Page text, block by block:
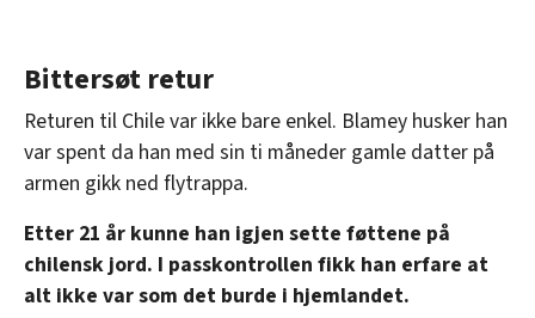
Bittersøt retur
Returen til Chile var ikke bare enkel. Blamey husker han
var spent da han med sin ti måneder gamle datter på
armen gikk ned flytrappa.
Etter 21 år kunne han igjen sette føttene på
chilensk jord. I passkontrollen fikk han erfare at
alt ikke var som det burde i hjemlandet.